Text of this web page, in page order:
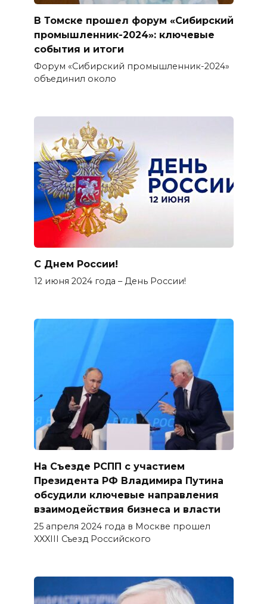
В Томске прошел форум «Сибирский
промышленник-2024»: ключевые
события и итоги
Форум «Сибирский промышленник-2024»
объединил около
С Днем России!
12 июня 2024 года – День России!
На Съезде РСПП с участием
Президента РФ Владимира Путина
обсудили ключевые направления
взаимодействия бизнеса и власти
25 апреля 2024 года в Москве прошел
XXXIII Съезд Российского